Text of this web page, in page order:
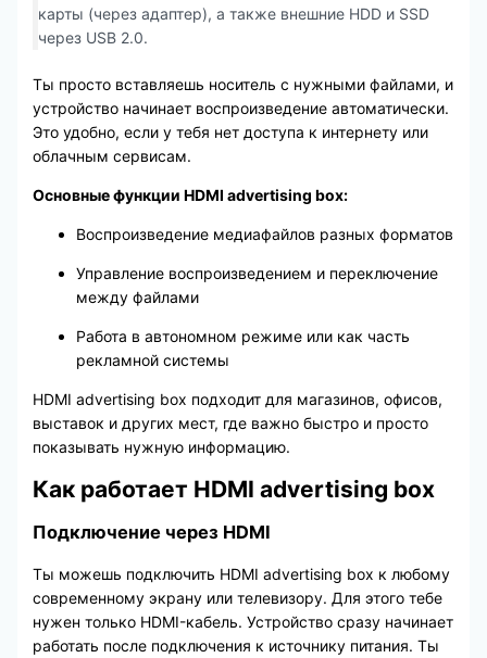
карты (через адаптер), а также внешние HDD и SSD
через USB 2.0.
Ты просто вставляешь носитель с нужными файлами, и
устройство начинает воспроизведение автоматически.
Это удобно, если у тебя нет доступа к интернету или
облачным сервисам.
Основные функции HDMI advertising box:
Воспроизведение медиафайлов разных форматов
Управление воспроизведением и переключение
между файлами
Работа в автономном режиме или как часть
рекламной системы
HDMI advertising box подходит для магазинов, офисов,
выставок и других мест, где важно быстро и просто
показывать нужную информацию.
Как работает HDMI advertising box
Подключение через HDMI
Ты можешь подключить HDMI advertising box к любому
современному экрану или телевизору. Для этого тебе
нужен только HDMI-кабель. Устройство сразу начинает
работать после подключения к источнику питания. Ты